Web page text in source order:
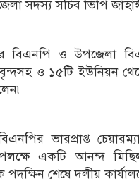
সদস্য সচিব ভিপি
বিএনপি ও উপজেলা
ও ১৫টি ইউনিয়ন
ভারপ্রাপ্ত
একটি আনন্দ
পদক্ষিন শেষে দলীয়